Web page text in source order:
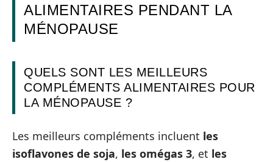
ALIMENTAIRES PENDANT LA
MÉNOPAUSE
QUELS SONT LES MEILLEURS
COMPLÉMENTS ALIMENTAIRES POUR
LA MÉNOPAUSE ?
Les meilleurs compléments incluent les
isoflavones de soja, les omégas 3, et les